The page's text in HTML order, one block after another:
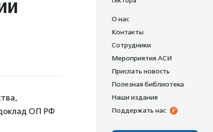
ОП РФ
О нас
Контакты
Сотрудники
Мероприятия АСИ
Прислать новость
Полезная библиотека
Наши издания
Поддержать нас